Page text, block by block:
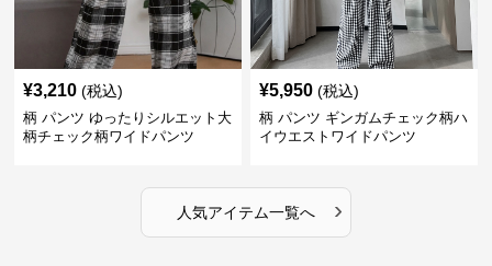
¥3,210 (税込)
柄 パンツ ゆったりシルエット大
柄チェック柄ワイドパンツ
¥5,950 (税込)
柄 パンツ ギンガムチェック柄ハ
イウエストワイドパンツ
人気アイテム一覧へ ›